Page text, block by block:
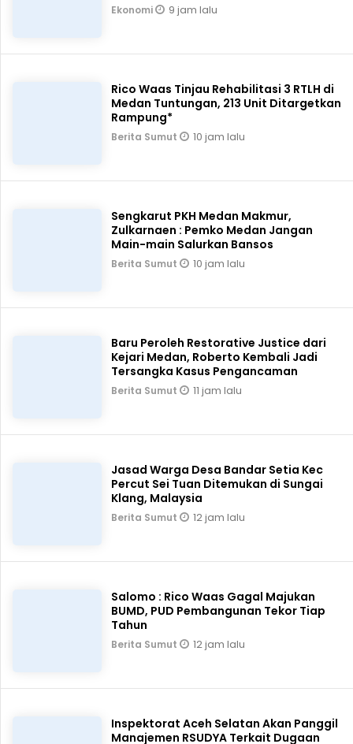
Ekonomi 9 jam lalu
Rico Waas Tinjau Rehabilitasi 3 RTLH di
Medan Tuntungan, 213 Unit Ditargetkan
Rampung*
Berita Sumut 10 jam lalu
Sengkarut PKH Medan Makmur,
Zulkarnaen : Pemko Medan Jangan
Main-main Salurkan Bansos
Berita Sumut 10 jam lalu
Baru Peroleh Restorative Justice dari
Kejari Medan, Roberto Kembali Jadi
Tersangka Kasus Pengancaman
Berita Sumut 11 jam lalu
Jasad Warga Desa Bandar Setia Kec
Percut Sei Tuan Ditemukan di Sungai
Klang, Malaysia
Berita Sumut 12 jam lalu
Salomo : Rico Waas Gagal Majukan
BUMD, PUD Pembangunan Tekor Tiap
Tahun
Berita Sumut 12 jam lalu
Inspektorat Aceh Selatan Akan Panggil
Manajemen RSUDYA Terkait Dugaan